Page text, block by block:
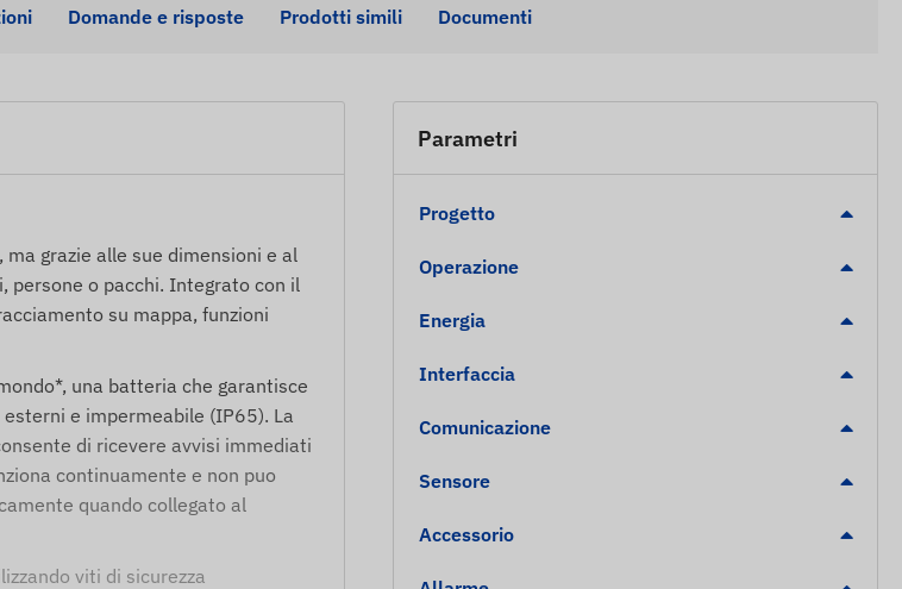
Domande e risposte Prodotti simili Documenti
grazie alle sue dimensioni e al
persone o pacchi. Integrato con il
su mappa, funzioni
una batteria che garantisce
e impermeabile (IP65). La
di ricevere avvisi immediati
continuamente e non puo
quando collegato al
viti di sicurezza
Parametri
Progetto
Operazione
Energia
Interfaccia
Comunicazione
Sensore
Accessorio